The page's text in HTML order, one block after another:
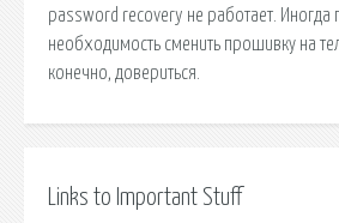
password recovery не работает. Иногда
необходимость сменить прошивку на
конечно, довериться.
Links to Important Stuff